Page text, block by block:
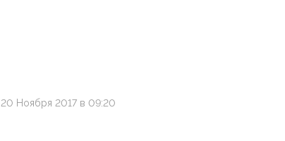
20 Ноября 2017 в 09:20